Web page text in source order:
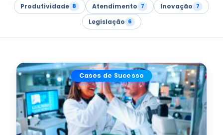
Produtividade 8 Atendimento 7 Inovação 7
Legislação 6
Cases de Sucesso